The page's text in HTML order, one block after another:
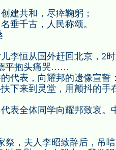
建共和，尽瘁鞠躬；
垂千古，人民称颂。
李恒从国外赶回北京， 2时
平抱头痛哭……
代表，向耀邦的遗像宣誓
下来到灵堂，用颤抖的手
表全体同学向耀邦致哀。
祭，夫人李昭致辞后，吊